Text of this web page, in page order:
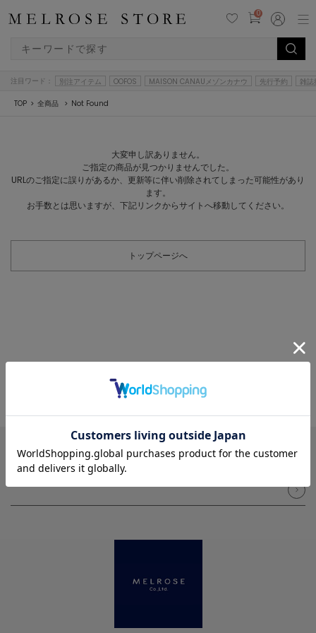
0
注目ワード： 別注アイテム OOFOS MAISON CANAUメゾンカナウ 先行予約 雑誌
TOP 全商品 Not Found
大変申し訳ありません。
ご指定の商品が見つかりませんでした。
URLのご指定に誤りがあるか、更新等に伴い削除されてしまった可能性があり
ます。
お手数とは思いますが、下記リンクからサイトへ移動してください。
トップページへ
NEWSLETTER メルマガ登録